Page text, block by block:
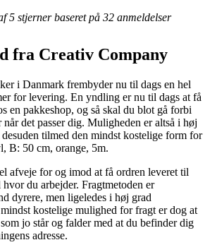
5 stjerner baseret på 32 anmeldelser
fra Creativ Company
i Danmark frembyder nu til dags en hel
for levering. En yndling er nu til dags at få
en pakkeshop, og så skal du blot gå forbi
det passer dig. Muligheden er altså i høj
tilmed den mindst kostelige form for
B: 50 cm, orange, 5m.
afveje for og imod at få ordren leveret til
du arbejder. Fragtmetoden er
dyrere, men ligeledes i høj grad
kostelige mulighed for fragt er dog at
jo står og falder med at du befinder dig
adresse.